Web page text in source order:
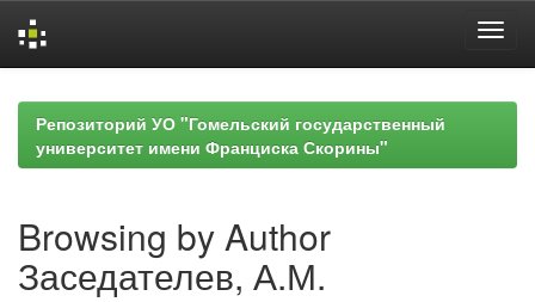
navigationРепозиторий УО "Гомельский государственный
университет имени Франциска Скорины"
Browsing by Author
Заседателев, А.М.